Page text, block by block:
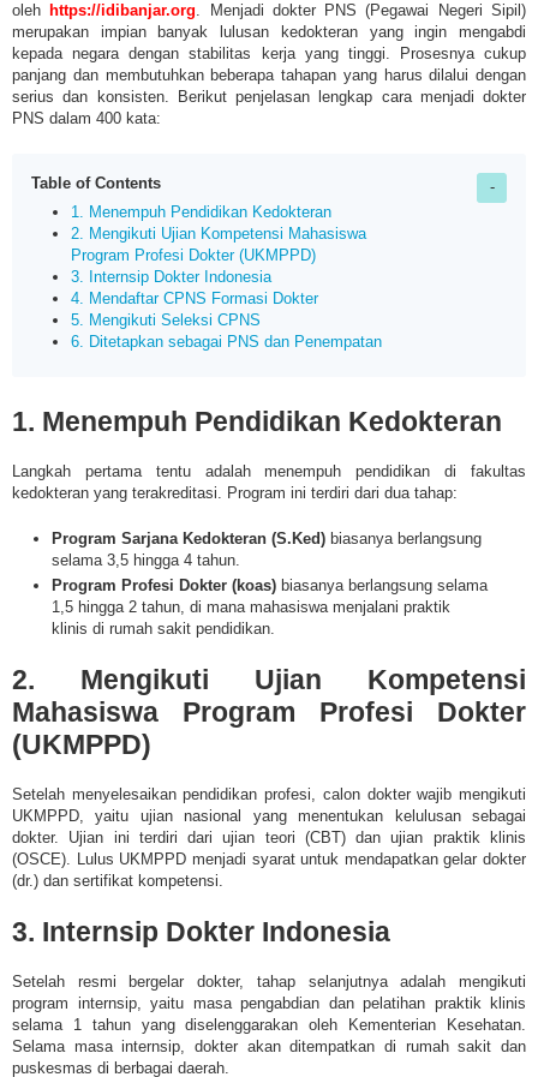
oleh https://idibanjar.org. Menjadi dokter PNS (Pegawai Negeri Sipil)
merupakan impian banyak lulusan kedokteran yang ingin mengabdi
kepada negara dengan stabilitas kerja yang tinggi. Prosesnya cukup
panjang dan membutuhkan beberapa tahapan yang harus dilalui dengan
serius dan konsisten. Berikut penjelasan lengkap cara menjadi dokter
PNS dalam 400 kata:
Table of Contents
1. Menempuh Pendidikan Kedokteran
2. Mengikuti Ujian Kompetensi Mahasiswa
Program Profesi Dokter (UKMPPD)
3. Internsip Dokter Indonesia
4. Mendaftar CPNS Formasi Dokter
5. Mengikuti Seleksi CPNS
6. Ditetapkan sebagai PNS dan Penempatan
1. Menempuh Pendidikan Kedokteran
Langkah pertama tentu adalah menempuh pendidikan di fakultas
kedokteran yang terakreditasi. Program ini terdiri dari dua tahap:
Program Sarjana Kedokteran (S.Ked)biasanya berlangsung
selama 3,5 hingga 4 tahun.
Program Profesi Dokter (koas)biasanya berlangsung selama
1,5 hingga 2 tahun, di mana mahasiswa menjalani praktik
klinis di rumah sakit pendidikan.
2. Mengikuti Ujian Kompetensi
Mahasiswa Program Profesi Dokter
(UKMPPD)
Setelah menyelesaikan pendidikan profesi, calon dokter wajib mengikuti
UKMPPD, yaitu ujian nasional yang menentukan kelulusan sebagai
dokter. Ujian ini terdiri dari ujian teori (CBT) dan ujian praktik klinis
(OSCE). Lulus UKMPPD menjadi syarat untuk mendapatkan gelar dokter
(dr.) dan sertifikat kompetensi.
3. Internsip Dokter Indonesia
Setelah resmi bergelar dokter, tahap selanjutnya adalah mengikuti
program internsip, yaitu masa pengabdian dan pelatihan praktik klinis
selama 1 tahun yang diselenggarakan oleh Kementerian Kesehatan.
Selama masa internsip, dokter akan ditempatkan di rumah sakit dan
puskesmas di berbagai daerah.